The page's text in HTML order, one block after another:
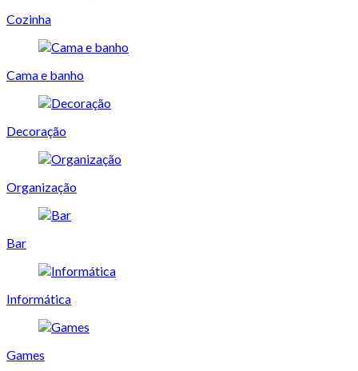
Cozinha
Cama e banho
Decoração
Organização
Bar
Informática
Games